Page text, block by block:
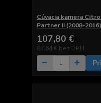
Cúvacia kamera
Partner II (2008-2016)
107,80 €
87,64 € bez DPH